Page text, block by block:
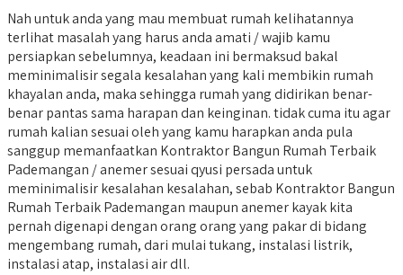
Nah untuk anda yang mau membuat rumah kelihatannya
terlihat masalah yang harus anda amati / wajib kamu
persiapkan sebelumnya, keadaan ini bermaksud bakal
meminimalisir segala kesalahan yang kali membikin rumah
khayalan anda, maka sehingga rumah yang didirikan benar-
benar pantas sama harapan dan keinginan. tidak cuma itu agar
rumah kalian sesuai oleh yang kamu harapkan anda pula
sanggup memanfaatkan Kontraktor Bangun Rumah Terbaik
Pademangan / anemer sesuai qyusi persada untuk
meminimalisir kesalahan kesalahan, sebab Kontraktor Bangun
Rumah Terbaik Pademangan maupun anemer kayak kita
pernah digenapi dengan orang orang yang pakar di bidang
mengembang rumah, dari mulai tukang, instalasi listrik,
instalasi atap, instalasi air dll.